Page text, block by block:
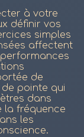
à votre
définir vos
simples
affectent
de
pointe qui
dans
la fréquence
les